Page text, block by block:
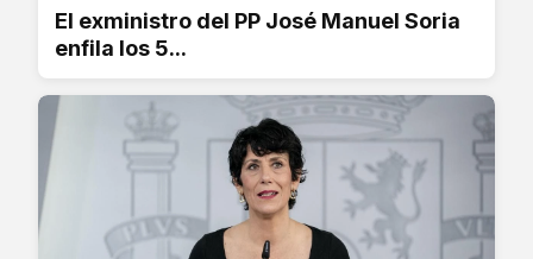
El exministro del PP José Manuel Soria
enfila los 5...